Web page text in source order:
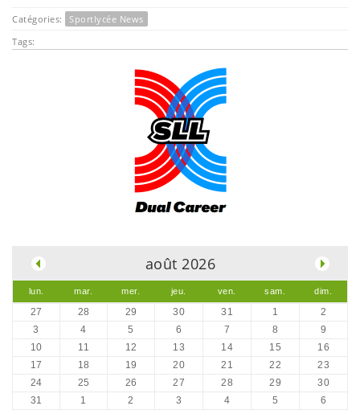
Catégories:
Sportlycée News
Tags:
août 2026
lun. mar. mer. jeu. ven. sam. dim.
27 28 29 30 31 1
2
3
4 5 6 7 8
9
10
11 12 13 14 15
16
17
18 19 20 21 22
23
24
25 26 27 28 29
30
31
1 2 3 4 5 6